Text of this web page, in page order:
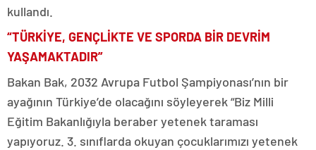
kullandı.
“TÜRKİYE, GENÇLİKTE VE SPORDA BİR DEVRİM
YAŞAMAKTADIR”
Bakan Bak, 2032 Avrupa Futbol Şampiyonası’nın bir
ayağının Türkiye’de olacağını söyleyerek “Biz Milli
Eğitim Bakanlığıyla beraber yetenek taraması
yapıyoruz. 3. sınıflarda okuyan çocuklarımızı yetenek